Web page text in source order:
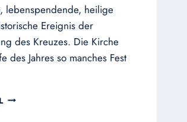
lebenspendende, heilige
Ereignis der
des Kreuzes. Die Kirche
des Jahres so manches Fest
DAS